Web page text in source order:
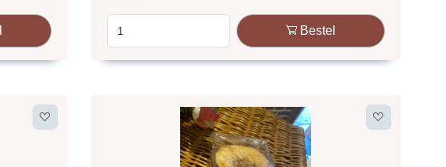
Bestel